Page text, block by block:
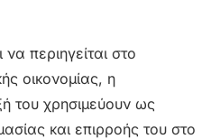
περιηγείται στο
οικονομίας, η
του χρησιμεύουν ως
και επιρροής του στο